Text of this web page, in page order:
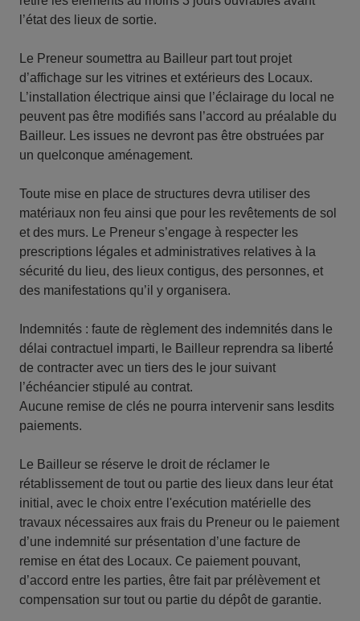
l’état des lieux de sortie.
Le Preneur soumettra au Bailleur part tout projet
d’affichage sur les vitrines et extérieurs des Locaux.
L’installation électrique ainsi que l’éclairage du local ne
peuvent pas être modifiés sans l’accord au préalable du
Bailleur. Les issues ne devront pas être obstruées par
un quelconque aménagement.
Toute mise en place de structures devra utiliser des
matériaux non feu ainsi que pour les revêtements de sol
et des murs. Le Preneur s’engage à respecter les
prescriptions légales et administratives relatives à la
sécurité du lieu, des lieux contigus, des personnes, et
des manifestations qu’il y organisera.
Indemnités : faute de règlement des indemnités dans le
délai contractuel imparti, le Bailleur reprendra sa liberté́
de contracter avec un tiers des le jour suivant
l’échéancier stipulé au contrat.
Aucune remise de clés ne pourra intervenir sans lesdits
paiements.
Le Bailleur se réserve le droit de réclamer le
rétablissement de tout ou partie des lieux dans leur état
initial, avec le choix entre l'exécution matérielle des
travaux nécessaires aux frais du Preneur ou le paiement
d’une indemnité sur présentation d’une facture de
remise en état des Locaux. Ce paiement pouvant,
d’accord entre les parties, être fait par prélèvement et
compensation sur tout ou partie du dépôt de garantie.